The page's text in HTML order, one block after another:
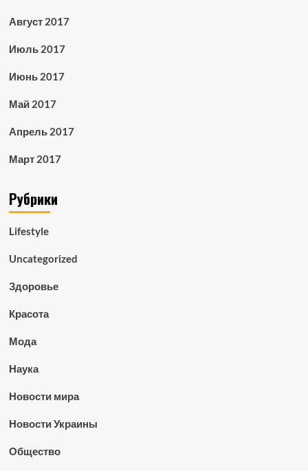
Август 2017
Июль 2017
Июнь 2017
Май 2017
Апрель 2017
Март 2017
Рубрики
Lifestyle
Uncategorized
Здоровье
Красота
Мода
Наука
Новости мира
Новости Украины
Общество